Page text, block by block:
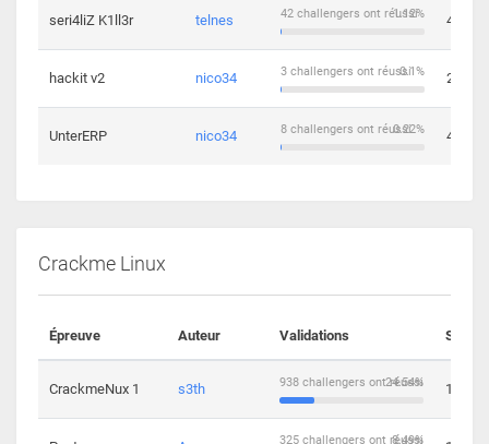
seri4liZ K1ll3r telnes 1.12%
42 challengers ont réussi 4
hackit v2 nico34 0.1%
3 challengers ont réussi 2
UnterERP nico34 0.22%
8 challengers ont réussi 4
Crackme Linux
Épreuve Auteur Validations
CrackmeNux 1 s3th 24.54%
938 challengers ont réussi 14
8.49%
325 challengers ont réussi